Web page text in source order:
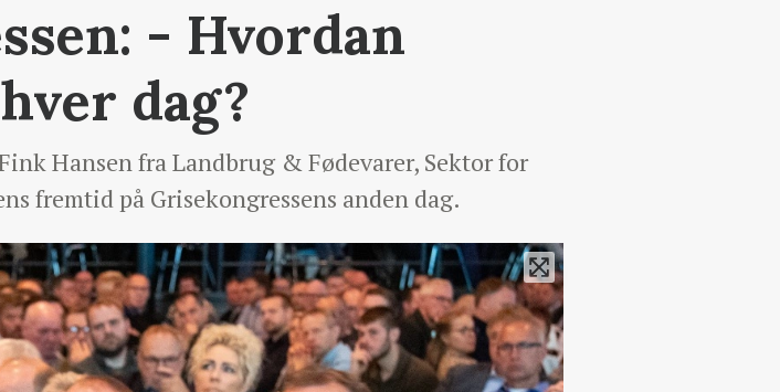
- Hvordan
dag?
Hansen fra Landbrug & Fødevarer, Sektor for
fremtid på Grisekongressens anden dag.